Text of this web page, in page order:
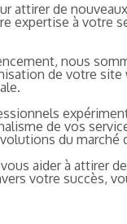
attirer de
à votre
nous
de votre site
de vos
du marché
aider à attirer
votre succès,